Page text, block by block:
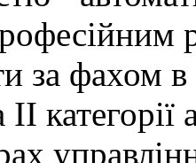
за фахом в
ІІ